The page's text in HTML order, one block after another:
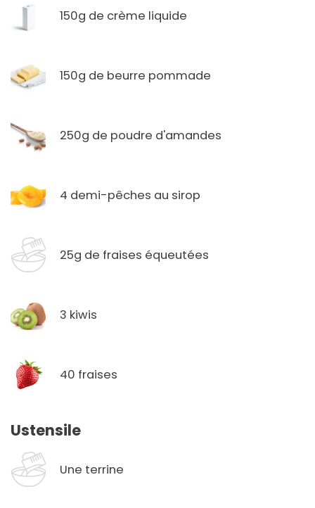
150g de crème liquide
150g de beurre pommade
250g de poudre d'amandes
4 demi-pêches au sirop
25g de fraises équeutées
3 kiwis
40 fraises
Ustensile
Une terrine